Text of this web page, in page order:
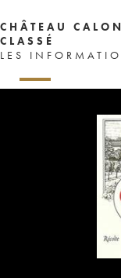
CHÂTEAU
CLASSÉ
LES